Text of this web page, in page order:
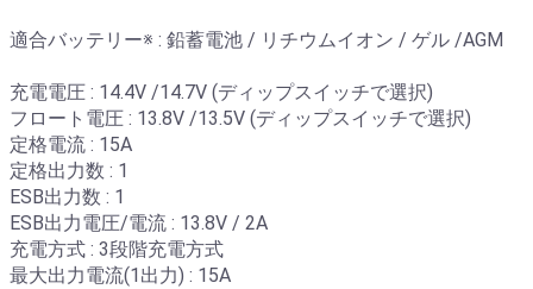
適合バッテリー※ : 鉛蓄電池 / リチウムイオン / ゲル /AGM
充電電圧 : 14.4V /14.7V (ディップスイッチで選択)
フロート電圧 : 13.8V /13.5V (ディップスイッチで選択)
定格電流 : 15A
定格出力数 : 1
ESB出力数 : 1
ESB出力電圧/電流 : 13.8V / 2A
充電方式 : 3段階充電方式
最大出力電流(1出力) : 15A